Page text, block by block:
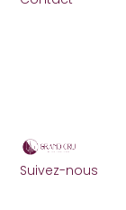
Suivez-nous